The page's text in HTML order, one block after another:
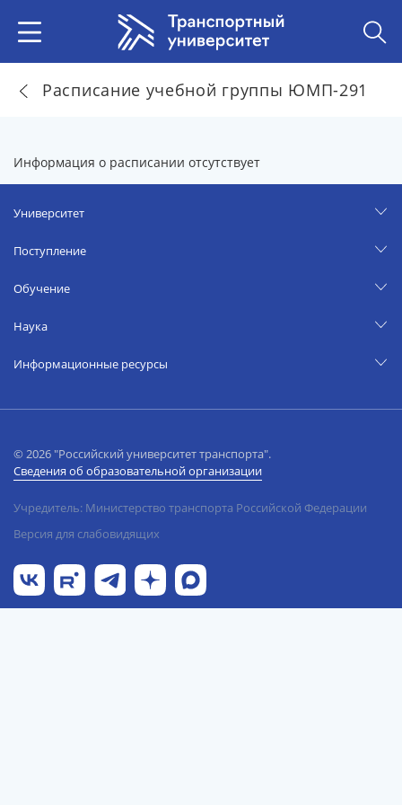
Расписание учебной группы ЮМП-291
Информация о расписании отсутствует
Университет
Поступление
Обучение
Наука
Информационные ресурсы
© 2026 "Российский университет транспорта".
Сведения об образовательной организации
Учредитель: Министерство транспорта Российской Федерации
Версия для слабовидящих